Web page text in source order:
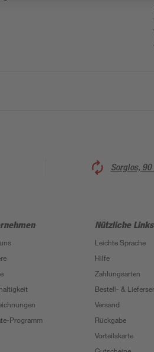
Sorglos,
Programm
Nützliche Links
Leichte Sprache
Hilfe
Zahlungsarten
Bestell- &
Versand
Rückgabe
Vorteilskarte